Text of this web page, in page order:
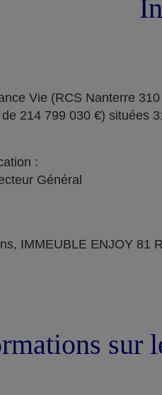
Vie (RCS Nanterre
214 799 030 €) situées
:
Général
IMMEUBLE ENJOY 81
sur